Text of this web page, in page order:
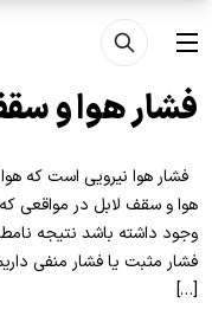
رفتن به محتوای اصلی
منو
فشار هوا و
فشار هوا نیرویی است که
هوا و سقف لابل در مواقعی
وجود داشته باشد نتیجه
فشار مثبت یا فشار منفی
[…]